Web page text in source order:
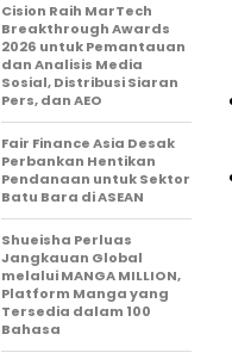
Cision Raih MarTech
Breakthrough Awards
2026 untuk Pemantauan
dan Analisis Media
Sosial, Distribusi Siaran
Pers, dan AEO
Fair Finance Asia Desak
Perbankan Hentikan
Pendanaan untuk Sektor
Batu Bara di ASEAN
Shueisha Perluas
Jangkauan Global
melalui MANGA MILLION,
Platform Manga yang
Tersedia dalam 100
Bahasa